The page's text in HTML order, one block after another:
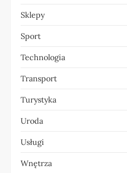
Sklepy
Sport
Technologia
Transport
Turystyka
Uroda
Usługi
Wnętrza